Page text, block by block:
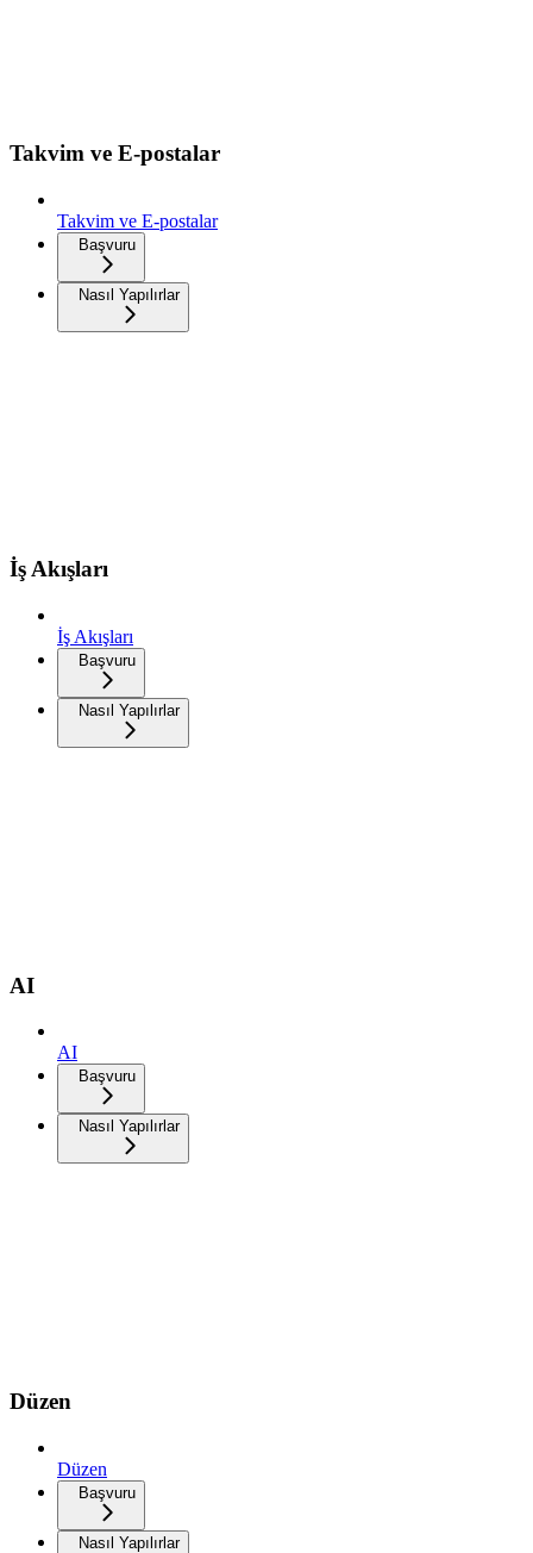
Takvim ve E-postalar
Takvim ve E-postalar
Başvuru
Nasıl Yapılırlar
İş Akışları
İş Akışları
Başvuru
Nasıl Yapılırlar
AI
AI
Başvuru
Nasıl Yapılırlar
Düzen
Düzen
Başvuru
Nasıl Yapılırlar